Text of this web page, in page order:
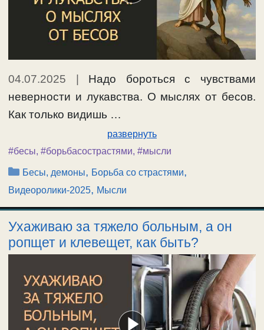
04.07.2025
Надо бороться с чувствами
неверности и лукавства. О мыслях от бесов.
Как только видишь …
развернуть
#бесы, #борьбасострастями, #мысли
Рубрики
Бесы, демоны, Борьба со страстями,
Видеоролики-2025, Мысли
Ухаживаю за тяжело больным, а он
ропщет и клевещет, как быть?